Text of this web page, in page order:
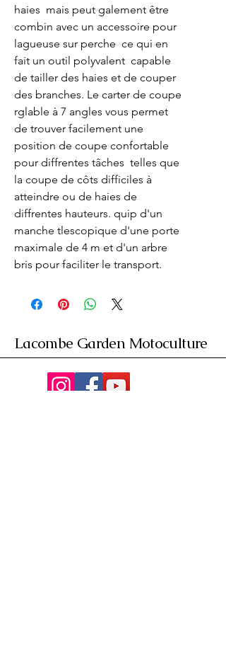
haies  mais peut galement être
combin avec un accessoire pour
lagueuse sur perche  ce qui en
fait un outil polyvalent  capable
de tailler des haies et de couper
des branches. Le carter de coupe
rglable à 7 angles vous permet
de trouver facilement une
position de coupe confortable
pour diffrentes tâches  telles que
la coupe de côts difficiles à
atteindre ou de haies de
diffrentes hauteurs. quip d'un
manche tlescopique d'une porte
maximale de 4 m et d'un arbre
bris pour faciliter le transport.
Lacombe Garden Motoculture